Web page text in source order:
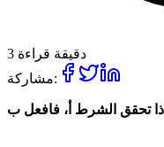
3 دقيقة قراءة
مشاركة: